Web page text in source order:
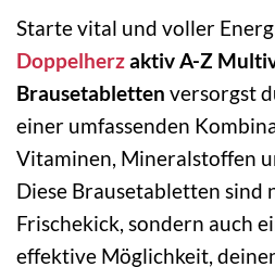
Starte vital und voller
Doppelherzaktiv A-Z
Brausetabletten versorgst
einer umfassenden
Vitaminen, Mineralstoffen
Diese Brausetabletten sind
Frischekick, sondern auch
effektive Möglichkeit,